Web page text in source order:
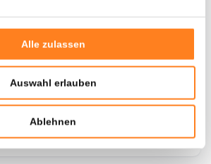
Alle zulassen
Auswahl erlauben
Ablehnen